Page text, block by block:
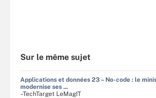
Sur le même sujet
Applications et données 23 – No-code : le
modernise ses ...
–TechTarget LeMagIT